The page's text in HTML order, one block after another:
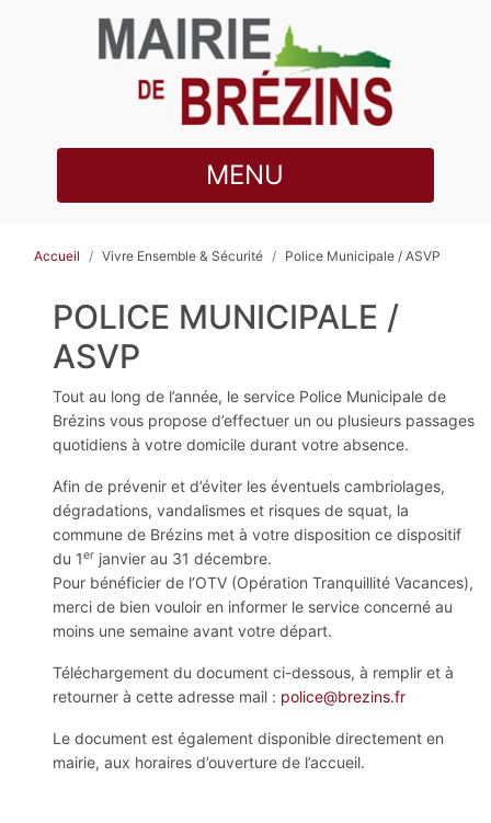
MENU
Accueil Vivre Ensemble & Sécurité Police Municipale / ASVP
POLICE MUNICIPALE /
ASVP
Tout au long de l’année, le service Police Municipale de
Brézins vous propose d’effectuer un ou plusieurs passages
quotidiens à votre domicile durant votre absence.
Afin de prévenir et d’éviter les éventuels cambriolages,
dégradations, vandalismes et risques de squat, la
commune de Brézins met à votre disposition ce dispositif
du 1er janvier au 31 décembre.
Pour bénéficier de l’OTV (Opération Tranquillité Vacances),
merci de bien vouloir en informer le service concerné au
moins une semaine avant votre départ.
Téléchargement du document ci-dessous, à remplir et à
retourner à cette adresse mail : police@brezins.fr
Le document est également disponible directement en
mairie, aux horaires d’ouverture de l’accueil.